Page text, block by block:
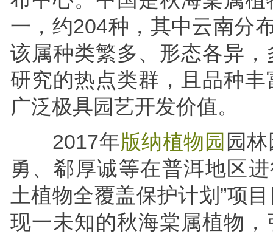
一，约204种，其中云南分
该属种类繁多、形态各异
研究的热点类群，且 品种丰
广泛极具园艺开发价值。
2017年版纳植物园 园
勇、郗厚诚等在普洱地区
土植物全覆盖保护计划”项
现一未知的秋海棠属植物